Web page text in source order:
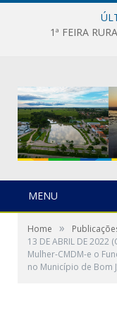
1ª FEIRA
MENU
Home »
13 DE ABRIL DE
Mulher-CMDM-e o
no Município de Bom